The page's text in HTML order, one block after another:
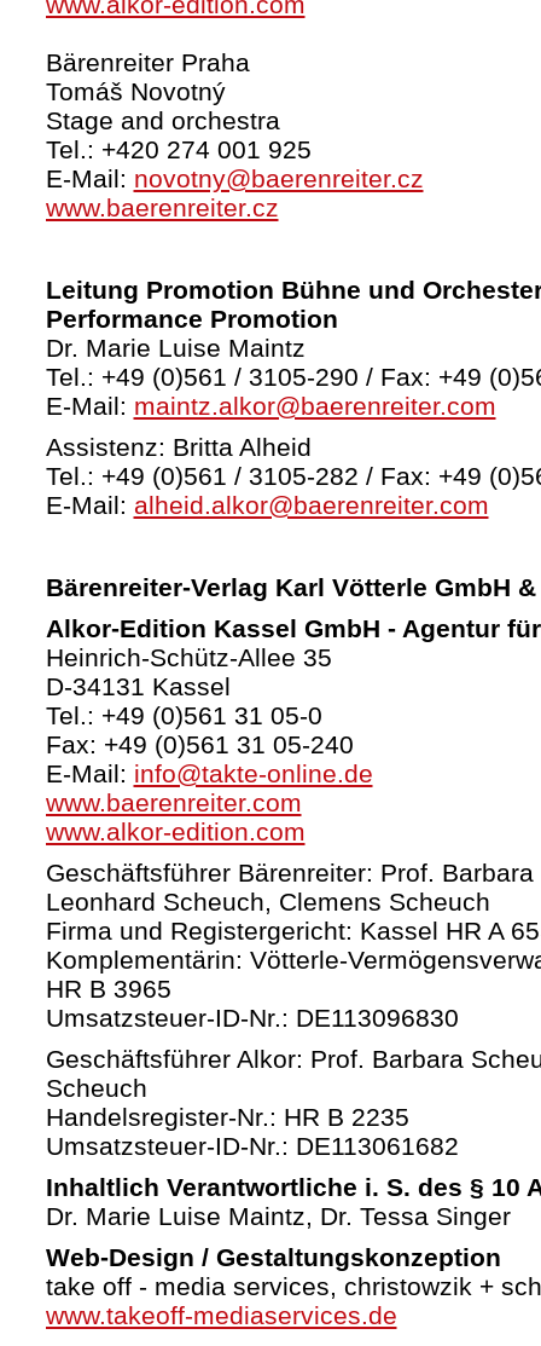
Bärenreiter Praha
Tomáš Novotný
Stage and orchestra
Tel.: +420 274 001 925
E-Mail: novotny@baerenreiter.cz
www.baerenreiter.cz
Leitung Promotion Bühne und
Performance Promotion
Dr. Marie Luise Maintz
Tel.: +49 (0)561 / 3105-290 / Fax: +49
E-Mail: maintz.alkor@baerenreiter.com
Assistenz: Britta Alheid
Tel.: +49 (0)561 / 3105-282 / Fax: +49
E-Mail: alheid.alkor@baerenreiter.com
Bärenreiter-Verlag Karl Vötterle GmbH &
Alkor-Edition Kassel GmbH - Agentur
Heinrich-Schütz-Allee 35
D-34131 Kassel
Tel.: +49 (0)561 31 05-0
Fax: +49 (0)561 31 05-240
E-Mail: info@takte-online.de
www.baerenreiter.com
www.alkor-edition.com
Geschäftsführer Bärenreiter: Prof.
Leonhard Scheuch, Clemens Scheuch
Firma und Registergericht: Kassel HR A
Komplementärin: Vötterle-
HR B 3965
Umsatzsteuer-ID-Nr.: DE113096830
Geschäftsführer Alkor: Prof. Barbara
Scheuch
Handelsregister-Nr.: HR B 2235
Umsatzsteuer-ID-Nr.: DE113061682
Inhaltlich Verantwortliche i. S. des § 10
Dr. Marie Luise Maintz, Dr. Tessa Singer
Web-Design / Gestaltungskonzeption
take off - media services, christowzik +
www.takeoff-mediaservices.de